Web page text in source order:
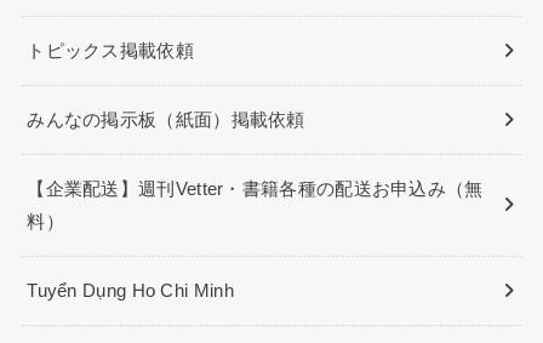
トピックス掲載依頼
みんなの掲示板（紙面）掲載依頼
【企業配送】週刊Vetter・書籍各種の配送お申込み（無
料）
Tuyển Dụng Ho Chi Minh